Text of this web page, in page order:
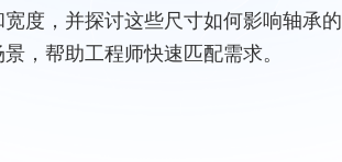
度，并探讨这些尺寸如何影响轴承的
，帮助工程师快速匹配需求。